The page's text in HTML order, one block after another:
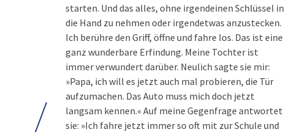
starten. Und das alles, ohne irgendeinen Schlüssel in
die Hand zu nehmen oder irgendetwas anzustecken.
Ich berühre den Griff, öffne und fahre los. Das ist eine
ganz wunderbare Erfindung. Meine Tochter ist
immer verwundert darüber. Neulich sagte sie mir:
»Papa, ich will es jetzt auch mal probieren, die Tür
aufzumachen. Das Auto muss mich doch jetzt
langsam kennen.« Auf meine Gegenfrage antwortet
sie: »Ich fahre jetzt immer so oft mit zur Schule und